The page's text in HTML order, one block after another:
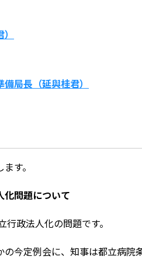
局長（延與桂君）
す。
化問題について
政法人化の問題です。
今定例会に、知事は都立病院